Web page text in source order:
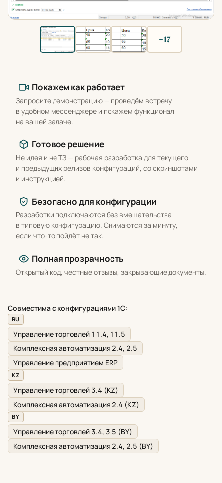
+17
Покажем как работает
Запросите демонстрацию — проведём встречу
в удобном мессенджере и покажем функционал
на вашей задаче.
Готовое решение
Не идея и не ТЗ — рабочая разработка для текущего
и предыдущих релизов конфигураций, со скриншотами
и инструкцией.
Безопасно для конфигурации
Разработки подключаются без вмешательства
в типовую конфигурацию. Снимаются за минуту,
если что-то пойдёт не так.
Полная прозрачность
Открытый код, честные отзывы, закрывающие документы.
Совместима с конфигурациями 1С:
RU
Управление торговлей 11.4, 11.5
Комплексная автоматизация 2.4, 2.5
Управление предприятием ERP
KZ
Управление торговлей 3.4 (KZ)
Комплексная автоматизация 2.4 (KZ)
BY
Управление торговлей 3.4, 3.5 (BY)
Комплексная автоматизация 2.4, 2.5 (BY)